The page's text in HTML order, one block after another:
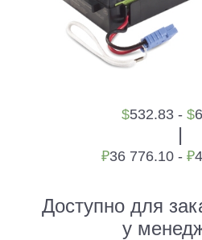
$532.83 - $
|
₽36 776.10 - ₽
Доступно для
у